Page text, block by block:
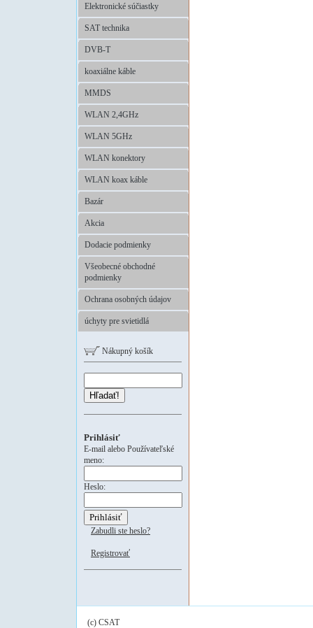
Elektronické súčiastky
SAT technika
DVB-T
koaxiálne káble
MMDS
WLAN 2,4GHz
WLAN 5GHz
WLAN konektory
WLAN koax káble
Bazár
Akcia
Dodacie podmienky
Všeobecné obchodné
podmienky
Ochrana osobných údajov
úchyty pre svietidlá
Nákupný košík
Hľadať!
Prihlásiť
E-mail alebo Používateľské
meno:
Heslo:
Zabudli ste heslo?
Registrovať
(c) CSAT